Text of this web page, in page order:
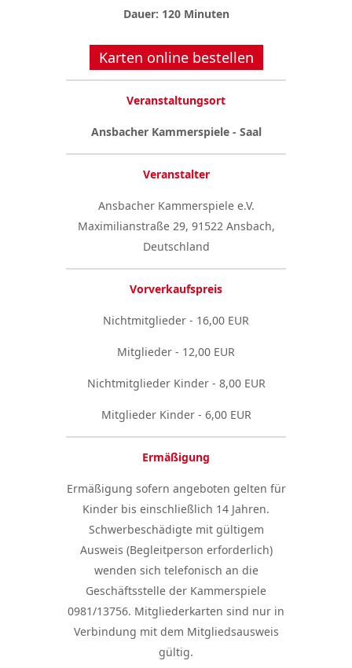
Dauer: 120 Minuten
Karten online bestellen
Veranstaltungsort
Ansbacher Kammerspiele - Saal
Veranstalter
Ansbacher Kammerspiele e.V.
Maximilianstraße 29, 91522 Ansbach,
Deutschland
Vorverkaufspreis
Nichtmitglieder - 16,00 EUR
Mitglieder - 12,00 EUR
Nichtmitglieder Kinder - 8,00 EUR
Mitglieder Kinder - 6,00 EUR
Ermäßigung
Ermäßigung sofern angeboten gelten für
Kinder bis einschließlich 14 Jahren.
Schwerbeschädigte mit gültigem
Ausweis (Begleitperson erforderlich)
wenden sich telefonisch an die
Geschäftsstelle der Kammerspiele
0981/13756. Mitgliederkarten sind nur in
Verbindung mit dem Mitgliedsausweis
gültig.